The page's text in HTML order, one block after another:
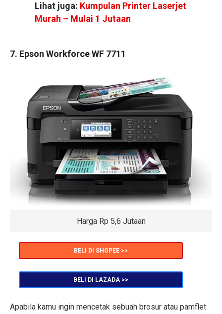
Lihat juga: Kumpulan Printer Laserjet
Murah – Mulai 1 Jutaan
7. Epson Workforce WF 7711
Harga Rp 5,6 Jutaan
BELI DI SHOPEE >>
BELI DI LAZADA >>
Apabila kamu ingin mencetak sebuah brosur atau pamflet